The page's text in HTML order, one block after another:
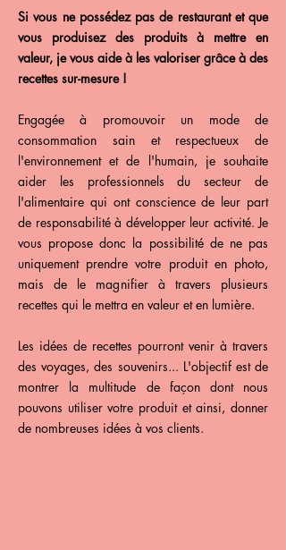
Si vous ne possédez pas de restaurant et que
vous produisez des produits à mettre en
valeur, je vous aide à les valoriser grâce à des
recettes sur-mesure !
Engagée à promouvoir un mode de
consommation sain et respectueux de
l'environnement et de l'humain, je souhaite
aider les professionnels du secteur de
l'alimentaire qui ont conscience de leur part
de responsabilité à développer leur activité. Je
vous propose donc la possibilité de ne pas
uniquement prendre votre produit en photo,
mais de le magnifier à travers plusieurs
recettes qui le mettra en valeur et en lumière.
Les idées de recettes pourront venir à travers
des voyages, des souvenirs... L'objectif est de
montrer la multitude de façon dont nous
pouvons utiliser votre produit et ainsi, donner
de nombreuses idées à vos clients.